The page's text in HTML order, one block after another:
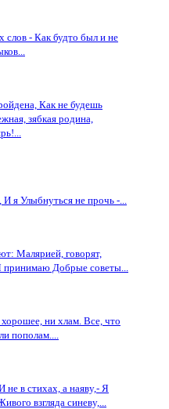
слов - Как будто был и не
Как не будешь
зябкая родина,
И я Улыбнуться не прочь -...
Малярией, говорят,
Добрые советы...
ни хлам. Все, что
пополам....
не в стихах, а наяву,- Я
взгляда синеву,...